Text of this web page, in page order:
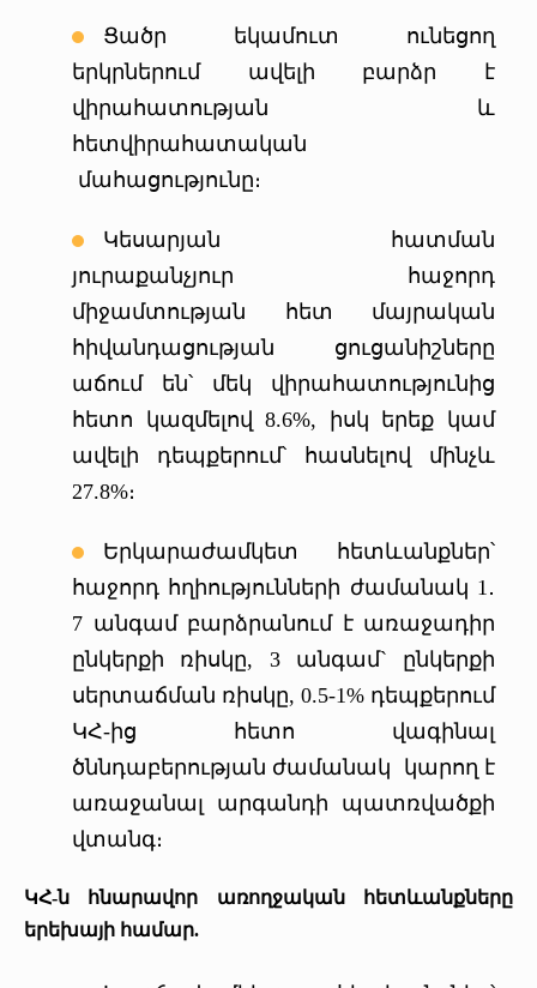
Ցածր եկամուտ ունեցող
երկրներում ավելի բարձր է
վիրահատության և
հետվիրահատական
մահացությունը։
Կեսարյան հատման
յուրաքանչյուր հաջորդ
միջամտության հետ մայրական
հիվանդացության ցուցանիշները
աճում են՝ մեկ վիրահատությունից
հետո կազմելով 8.6%, իսկ երեք կամ
ավելի դեպքերում՝ հասնելով մինչև
27.8%։
Երկարաժամկետ հետևանքներ՝
հաջորդ հղիությունների ժամանակ 1․
7 անգամ բարձրանում է առաջադիր
ընկերքի ռիսկը, 3 անգամ` ընկերքի
սերտաճման ռիսկը, 0.5-1% դեպքերում
ԿՀ-ից հետո վագինալ
ծննդաբերության ժամանակ կարող է
առաջանալ արգանդի պատռվածքի
վտանգ։
ԿՀ-ն հնարավոր առողջական հետևանքները
երեխայի համար.